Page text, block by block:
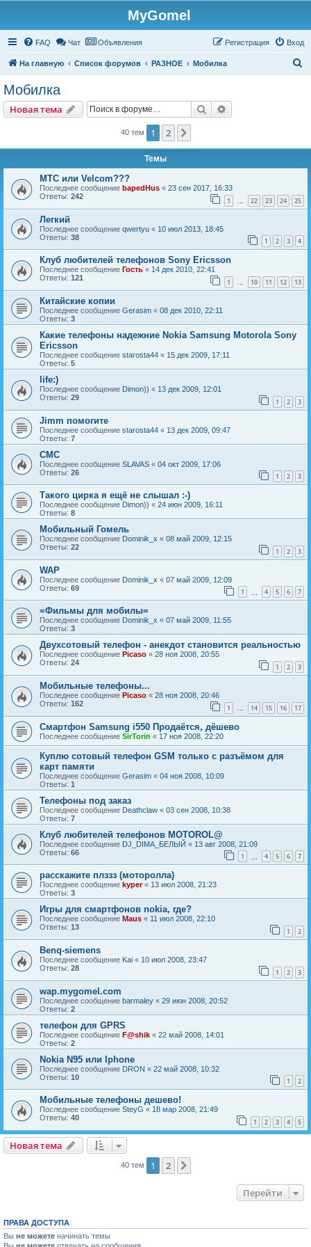
MyGomel
FAQ Чат Объявления Вход
Регистрация
На главную Список форумов РАЗНОЕ Мобилка
Мобилка
Новая тема
Новаятема Поиск
40 тем 1 2
Темы
МТС или Velcom???
Последнее сообщение bapedHus « 23 сен 2017, 16:33
Ответы: 242 1 … 22 23 24 25
Легкий
Последнее сообщение qwertyu « 10 июл 2013, 18:45
Ответы: 38 1 2 3 4
Клуб любителей телефонов Sony Ericsson
Последнее сообщение Гость « 14 дек 2010, 22:41
Ответы: 121 1 … 10 11 12 13
Китайские копии
Последнее сообщение Gerasim « 08 дек 2010, 22:11
Ответы: 3
Какие телефоны надежние Nokia Samsung Motorola Sony
Ericsson
Последнее сообщение starosta44 « 15 дек 2009, 17:11
Ответы: 5
life:)
Последнее сообщение Dimon)) « 13 дек 2009, 12:01
Ответы: 29 1 2 3
Jimm помогите
Последнее сообщение starosta44 « 13 дек 2009, 09:47
Ответы: 7
СМС
Последнее сообщение SLAVAS « 04 окт 2009, 17:06
Ответы: 26 1 2 3
Такого цирка я ещё не слышал :-)
Последнее сообщение Dimon)) « 24 июн 2009, 16:11
Ответы: 8
Мобильный Гомель
Последнее сообщение Dominik_x « 08 май 2009, 12:15
Ответы: 22 1 2 3
WAP
Последнее сообщение Dominik_x « 07 май 2009, 12:09
Ответы: 69 1 4 5 6 7
=Фильмы для мобилы=
Последнее сообщение Dominik_x « 07 май 2009, 11:55
Ответы: 3
Двухсотовый телефон - анекдот становится реальностью
Последнее сообщение Picaso « 28 ноя 2008, 20:55
Ответы: 24 1 2 3
Мобильные телефоны...
Последнее сообщение Picaso « 28 ноя 2008, 20:46
Ответы: 162 1 … 14 15 16 17
Смартфон Samsung i550 Продаётся, дёшево
Последнее сообщение SirTorin « 17 ноя 2008, 22:20
Куплю сотовый телефон GSM только с разъёмом для
карт памяти
Последнее сообщение Gerasim « 04 ноя 2008, 10:09
Ответы: 1
Телефоны под заказ
Последнее сообщение Deathclaw « 03 сен 2008, 10:38
Ответы: 7
Клуб любителей телефонов MOTOROL@
Последнее сообщение DJ_DIMA_БЕЛЫЙ « 13 авг 2008, 21:09
Ответы: 66 1 4 5 6 7
расскажите плззз (моторолла)
Последнее сообщение kyper« 13 июл 2008, 21:23
Ответы: 3
Игры для смартфонов nokia, где?
Последнее сообщение Maus « 11 июл 2008, 22:10
Ответы: 13 1 2
Benq-siemens
Последнее сообщение Kai « 10 июл 2008, 23:47
Ответы: 28 1 2 3
wap.mygomel.com
Последнее сообщение barmaley « 29 июн 2008, 20:52
Ответы: 2
телефон для GPRS
Последнее сообщение F@shik « 22 май 2008, 14:01
Ответы: 2
Nokia N95 или Iphone
Последнее сообщение DRON « 22 май 2008, 10:32
Ответы: 10 1 2
Мобильные телефоны дешево!
Последнее сообщение SteyG « 18 мар 2008, 21:49
Ответы: 40 1 2 3 4 5
Новая тема
Новаятема
40 тем 1 2
Перейти
ПРАВА ДОСТУПА
Вы не можете начинать темы